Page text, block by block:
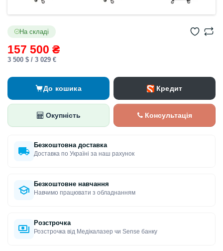
На складі
157 500 ₴
3 500 $ / 3 029 €
До кошика Кредит
Окупність Консультація
Безкоштовна доставка
Доставка по Україні за наш рахунок
Безкоштовне навчання
Навчимо працювати з обладнанням
Розстрочка
Розстрочка від Медікалазер чи Sense банку